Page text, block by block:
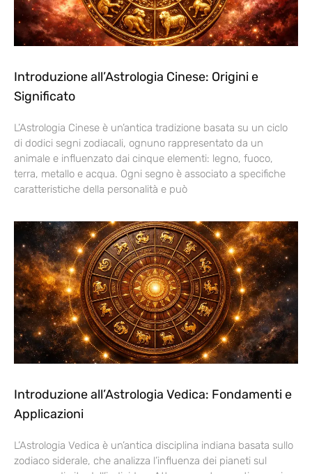
Introduzione all’Astrologia Cinese: Origini e
Significato
L’Astrologia Cinese è un’antica tradizione basata su un ciclo
di dodici segni zodiacali, ognuno rappresentato da un
animale e influenzato dai cinque elementi: legno, fuoco,
terra, metallo e acqua. Ogni segno è associato a specifiche
caratteristiche della personalità e può
Introduzione all’Astrologia Vedica: Fondamenti e
Applicazioni
L’Astrologia Vedica è un’antica disciplina indiana basata sullo
zodiaco siderale, che analizza l’influenza dei pianeti sul